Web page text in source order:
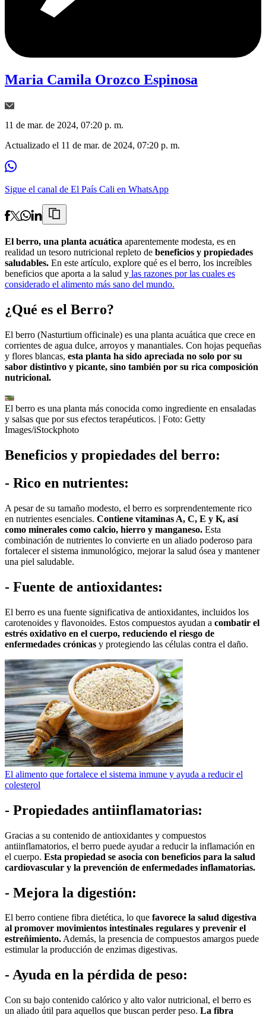
Maria Camila Orozco Espinosa
11 de mar. de 2024, 07:20 p. m.
Actualizado el 11 de mar. de 2024, 07:20 p. m.
Sigue el canal de El País Cali en WhatsApp
El berro, una planta acuática aparentemente modesta, es en
realidad un tesoro nutricional repleto de beneficios y propiedades
saludables. En este artículo, explore qué es el berro, los increíbles
beneficios que aporta a la salud y las razones por las cuales es
considerado el alimento más sano del mundo.
¿Qué es el Berro?
El berro (Nasturtium officinale) es una planta acuática que crece en
corrientes de agua dulce, arroyos y manantiales. Con hojas pequeñas
y flores blancas, esta planta ha sido apreciada no solo por su
sabor distintivo y picante, sino también por su rica composición
nutricional.
El berro es una planta más conocida como ingrediente en ensaladas
y salsas que por sus efectos terapéuticos. | Foto: Getty
Images/iStockphoto
Beneficios y propiedades del berro:
- Rico en nutrientes:
A pesar de su tamaño modesto, el berro es sorprendentemente rico
en nutrientes esenciales. Contiene vitaminas A, C, E y K, así
como minerales como calcio, hierro y manganeso. Esta
combinación de nutrientes lo convierte en un aliado poderoso para
fortalecer el sistema inmunológico, mejorar la salud ósea y mantener
una piel saludable.
- Fuente de antioxidantes:
El berro es una fuente significativa de antioxidantes, incluidos los
carotenoides y flavonoides. Estos compuestos ayudan a combatir el
estrés oxidativo en el cuerpo, reduciendo el riesgo de
enfermedades crónicas y protegiendo las células contra el daño.
El alimento que fortalece el sistema inmune y ayuda a reducir el
colesterol
- Propiedades antiinflamatorias:
Gracias a su contenido de antioxidantes y compuestos
antiinflamatorios, el berro puede ayudar a reducir la inflamación en
el cuerpo. Esta propiedad se asocia con beneficios para la salud
cardiovascular y la prevención de enfermedades inflamatorias.
- Mejora la digestión:
El berro contiene fibra dietética, lo que favorece la salud digestiva
al promover movimientos intestinales regulares y prevenir el
estreñimiento.Además, la presencia de compuestos amargos puede
estimular la producción de enzimas digestivas.
- Ayuda en la pérdida de peso:
Con su bajo contenido calórico y alto valor nutricional, el berro es
un aliado útil para aquellos que buscan perder peso. La fibra